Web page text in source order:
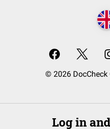
© 2026 DocCheck
Log in